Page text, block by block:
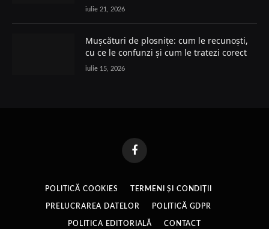
iulie 21, 2026
Mușcături de plosnițe: cum le recunoști,
cu ce le confunzi și cum le tratezi corect
iulie 15, 2026
Facebook
POLITICĂ COOKIES TERMENI ȘI CONDIȚII
PRELUCRAREA DATELOR POLITICĂ GDPR
POLITICA EDITORIALĂ CONTACT